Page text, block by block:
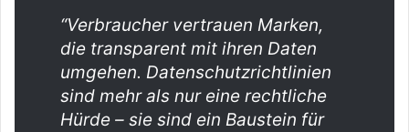
“Verbraucher vertrauen Marken,
die transparent mit ihren Daten
umgehen. Datenschutzrichtlinien
sind mehr als nur eine rechtliche
Hürde – sie sind ein Baustein für